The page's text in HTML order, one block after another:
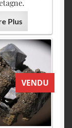
Plus
VENDU